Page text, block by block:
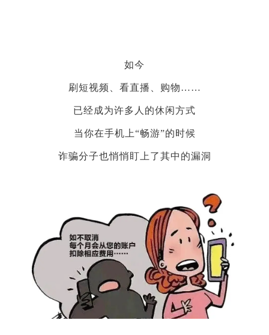
如今
刷短视频、看直播、购物……
已经成为许多人的休闲方式
当你在手机上“畅游”的时候
诈骗分子也悄悄盯上了其中的漏洞